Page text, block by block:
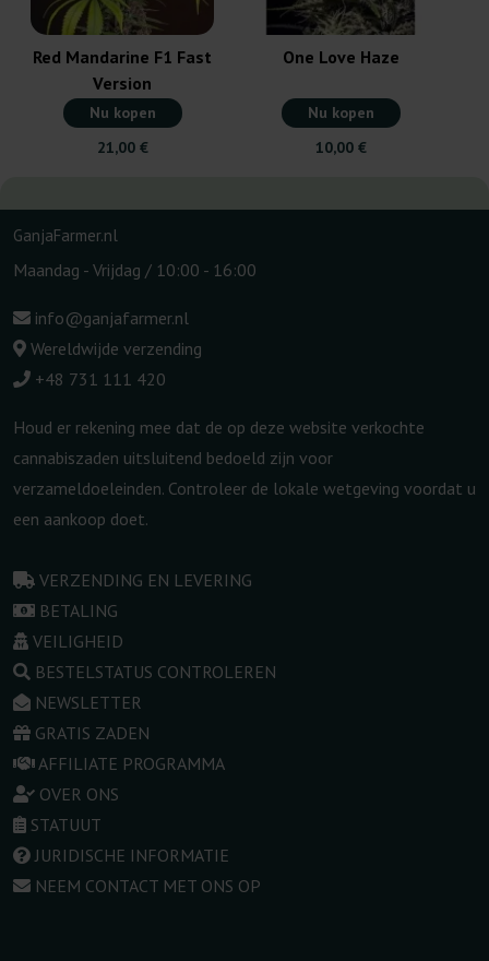
Red Mandarine F1 Fast
Version
Nu kopen
21,00 €
One Love Haze
Nu kopen
10,00 €
GanjaFarmer.nl
Maandag - Vrijdag / 10:00 - 16:00
info@ganjafarmer.nl
Wereldwijde verzending
+48 731 111 420
Houd er rekening mee dat de op deze website verkochte
cannabiszaden uitsluitend bedoeld zijn voor
verzameldoeleinden. Controleer de lokale wetgeving voordat u
een aankoop doet.
VERZENDING EN LEVERING
BETALING
VEILIGHEID
BESTELSTATUS CONTROLEREN
NEWSLETTER
GRATIS ZADEN
AFFILIATE PROGRAMMA
OVER ONS
STATUUT
JURIDISCHE INFORMATIE
NEEM CONTACT MET ONS OP